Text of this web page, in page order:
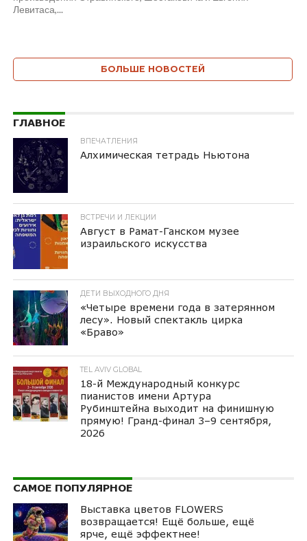
Левитаса,...
БОЛЬШЕ НОВОСТЕЙ
ГЛАВНОЕ
ВПЕЧАТЛЕНИЯ
Алхимическая тетрадь Ньютона
ВСТРЕЧИ И ЛЕКЦИИ
Август в Рамат-Ганском музее
израильского искусства
ДЕТИ ВЫХОДНОГО ДНЯ
«Четыре времени года в затерянном
лесу». Новый спектакль цирка
«Браво»
TEL AVIV GLOBAL
18-й Международный конкурс
пианистов имени Артура
Рубинштейна выходит на финишную
прямую! Гранд-финал 3–9 сентября,
2026
САМОЕ ПОПУЛЯРНОЕ
Выставка цветов FLOWERS
возвращается! Ещё больше, ещё
ярче, ещё эффектнее!